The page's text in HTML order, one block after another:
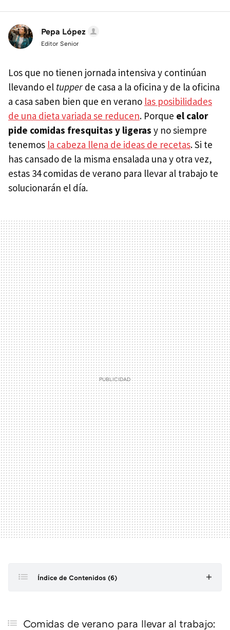
Pepa López
Editor Senior
Los que no tienen jornada intensiva y continúan
llevando el tupper de casa a la oficina y de la oficina
a casa saben bien que en verano las posibilidades
de una dieta variada se reducen. Porque el calor
pide comidas fresquitas y ligeras y no siempre
tenemos la cabeza llena de ideas de recetas. Si te
has cansado de la misma ensalada una y otra vez,
estas 34 comidas de verano para llevar al trabajo te
solucionarán el día.
Índice de Contenidos (6)
Comidas de verano para llevar al trabajo: